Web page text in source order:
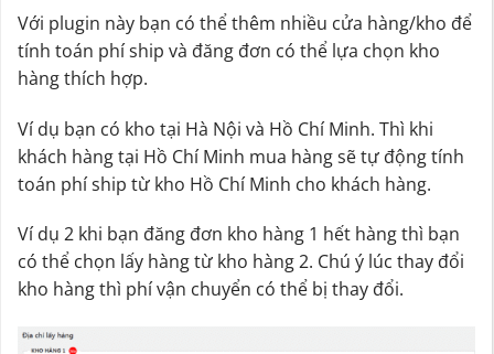
Với plugin này bạn có thể thêm nhiều cửa hàng/kho để
tính toán phí ship và đăng đơn có thể lựa chọn kho
hàng thích hợp.
Ví dụ bạn có kho tại Hà Nội và Hồ Chí Minh. Thì khi
khách hàng tại Hồ Chí Minh mua hàng sẽ tự động tính
toán phí ship từ kho Hồ Chí Minh cho khách hàng.
Ví dụ 2 khi bạn đăng đơn kho hàng 1 hết hàng thì bạn
có thể chọn lấy hàng từ kho hàng 2. Chú ý lúc thay đổi
kho hàng thì phí vận chuyển có thể bị thay đổi.